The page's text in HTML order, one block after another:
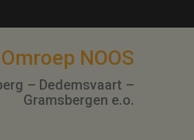
Omroep NOOS
– Dedemsvaart –
Gramsbergen e.o.